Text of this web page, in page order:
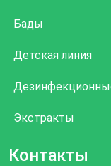
Бады
Детская линия
Экстракты
Контакты